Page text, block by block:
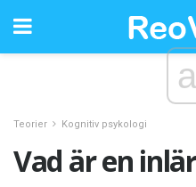
Teorier Kognitiv psykologi
Vad är en